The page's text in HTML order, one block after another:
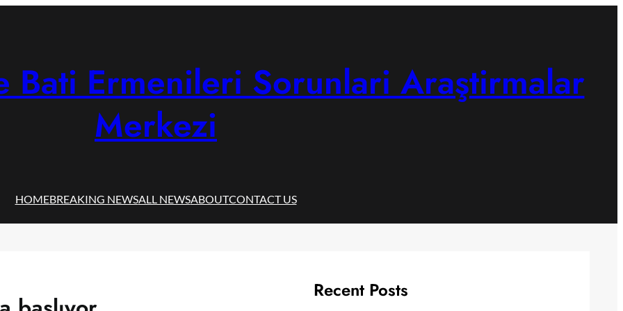
Bati Ermenileri Sorunlari Araştirmalar
Merkezi
HOMEBREAKING NEWSALL NEWSABOUTCONTACT US
Recent Posts